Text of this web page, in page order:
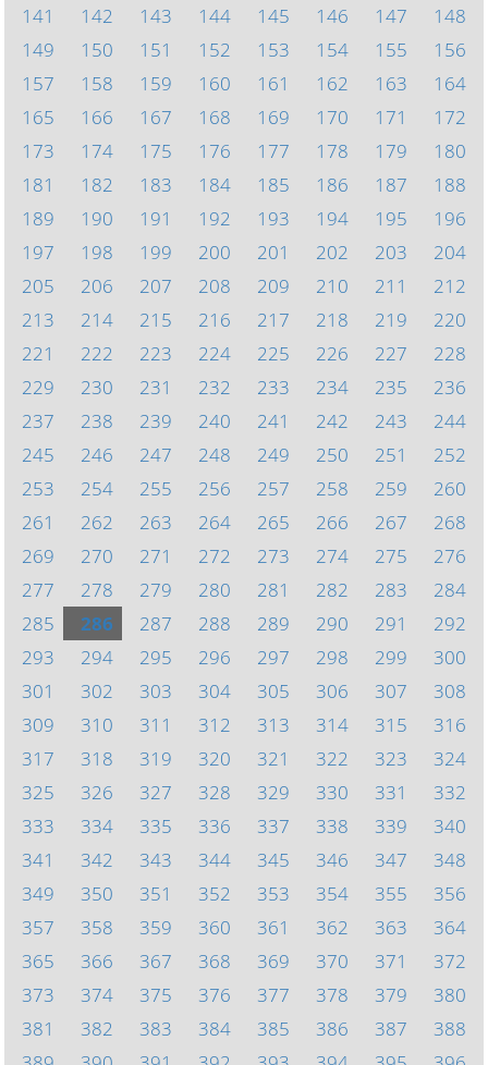
141
142 143 144 145 146 147
148
149
150 151 152 153 154 155
156
157
158 159 160 161 162 163
164
165
166 167 168 169 170 171
172
173
174 175 176 177 178 179
180
181
182 183 184 185 186 187
188
189
190 191 192 193 194 195
196
197
198 199 200 201 202 203
204
205
206 207 208 209 210 211
212
213
214 215 216 217 218 219
220
221
222 223 224 225 226 227
228
229
230 231 232 233 234 235
236
237
238 239 240 241 242 243
244
245
246 247 248 249 250 251
252
253
254 255 256 257 258 259
260
261
262 263 264 265 266 267
268
269
270 271 272 273 274 275
276
277
278 279 280 281 282 283
284
285
286 287 288 289 290 291
292
293
294 295 296 297 298 299
300
301
302 303 304 305 306 307
308
309
310 311 312 313 314 315
316
317
318 319 320 321 322 323
324
325
326 327 328 329 330 331
332
333
334 335 336 337 338 339
340
341
342 343 344 345 346 347
348
349
350 351 352 353 354 355
356
357
358 359 360 361 362 363
364
365
366 367 368 369 370 371
372
373
374 375 376 377 378 379
380
381
382 383 384 385 386 387
388